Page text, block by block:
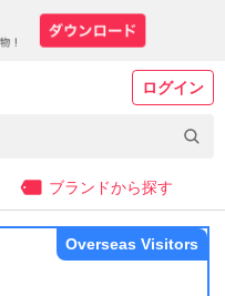
ログイン
ブランドから探す
Overseas Visitors